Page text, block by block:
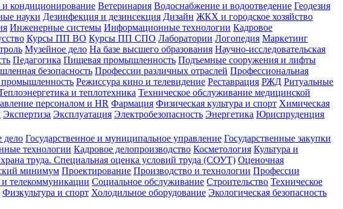
кондиционирование Ветеринария Водоснабжение и водоотведение Геодезия
науки Дезинфекция и дезинсекция Дизайн ЖКХ и городское хозяйство
Инженерные системы Информационные технологии Кадровое
Курсы ПП ВО Курсы ПП СПО Лаборатории Логопедия Маркетинг
Музейное дело На базе высшего образования Научно-исследовательская
Педагогика Пищевая промышленность Подъемные сооружения и лифты
безопасность Профессии различных отраслей Профессиональная
промышленность Режиссура кино и телевидение Реставрация РЖД Ритуальные
и теплотехника Техническое обслуживание медицинской
персоналом и HR Фармация Физическая культура и спорт Химическая
Экспертиза Эксплуатация Электробезопасность Энергетика Юриспруденция
дело Государственное и муниципальное управление Государственные закупки
технологии Кадровое делопроизводство Косметология Культура и
труда. Специальная оценка условий труда (СОУТ) Оценочная
минимум Проектирование Производство и технологии Профессии
и телекоммуникации Социальное обслуживание Строительство Техническое
Физкультура и спорт Холодильное оборудование Экологическая безопасность